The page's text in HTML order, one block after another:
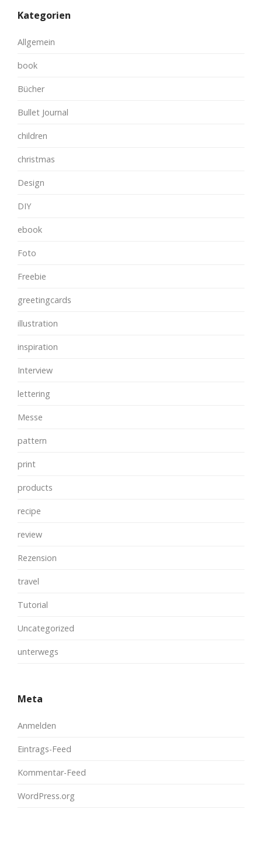
Kategorien
Allgemein
book
Bücher
Bullet Journal
children
christmas
Design
DIY
ebook
Foto
Freebie
greetingcards
illustration
inspiration
Interview
lettering
Messe
pattern
print
products
recipe
review
Rezension
travel
Tutorial
Uncategorized
unterwegs
Meta
Anmelden
Eintrags-Feed
Kommentar-Feed
WordPress.org